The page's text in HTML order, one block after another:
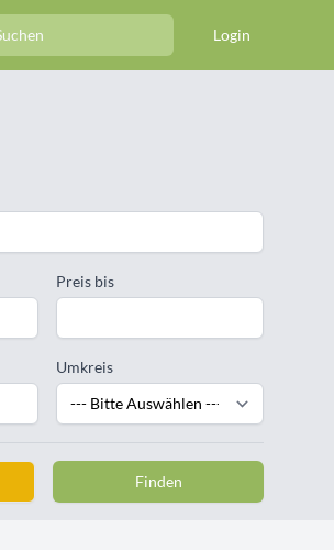
Login
Preis bis
Umkreis
Finden